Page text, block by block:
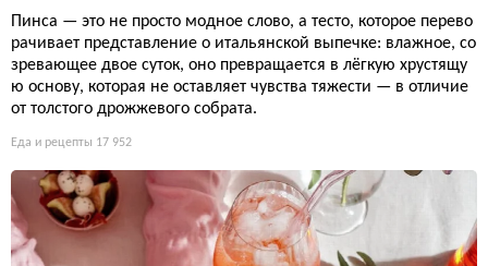
Пинса — это не просто модное слово, а тесто, которое перево
рачивает представление о итальянской выпечке: влажное, со
зревающее двое суток, оно превращается в лёгкую хрустящу
ю основу, которая не оставляет чувства тяжести — в отличие
от толстого дрожжевого собрата.
Еда и рецепты 17 952